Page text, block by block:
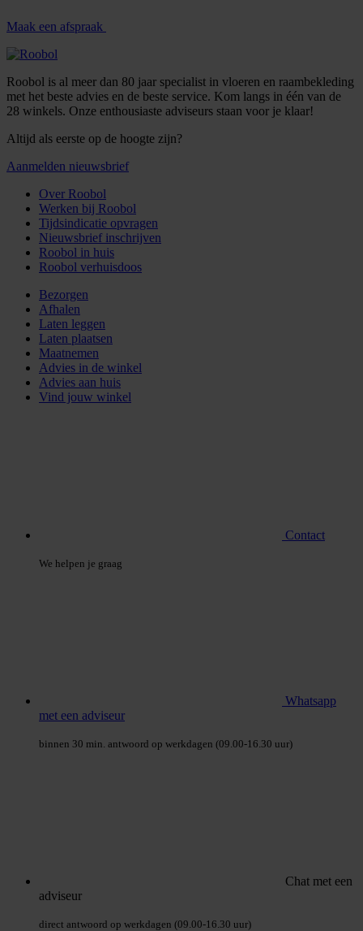
Maak een afspraak
Roobol is al meer dan 80 jaar specialist in vloeren en raambekleding
met het beste advies en de beste service. Kom langs in één van de
28 winkels. Onze enthousiaste adviseurs staan voor je klaar!
Altijd als eerste op de hoogte zijn?
Aanmelden nieuwsbrief
Over Roobol
Werken bij Roobol
Tijdsindicatie opvragen
Nieuwsbrief inschrijven
Roobol in huis
Roobol verhuisdoos
Bezorgen
Afhalen
Laten leggen
Laten plaatsen
Maatnemen
Advies in de winkel
Advies aan huis
Vind jouw winkel
Contact
We helpen je graag
Whatsapp
met een adviseur
binnen 30 min. antwoord op werkdagen (09.00-16.30 uur)
Chat met een
adviseur
direct antwoord op werkdagen (09.00-16.30 uur)